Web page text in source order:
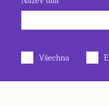
Všechna